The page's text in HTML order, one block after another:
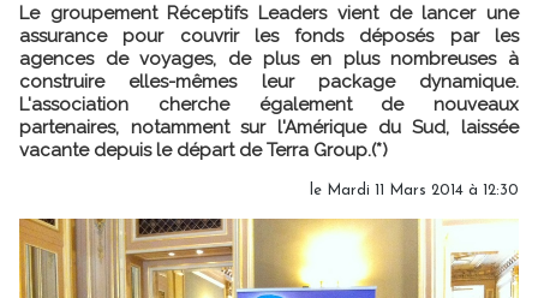
Le groupement Réceptifs Leaders vient de lancer une
assurance pour couvrir les fonds déposés par les
agences de voyages, de plus en plus nombreuses à
construire elles-mêmes leur package dynamique.
L'association cherche également de nouveaux
partenaires, notamment sur l'Amérique du Sud, laissée
vacante depuis le départ de Terra Group.(*)
le Mardi 11 Mars 2014 à 12:30